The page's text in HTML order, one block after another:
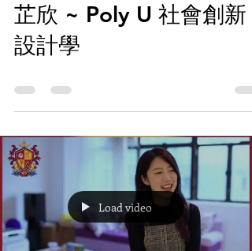
芷欣 ~ Poly U 社會創新
設計學
Load video